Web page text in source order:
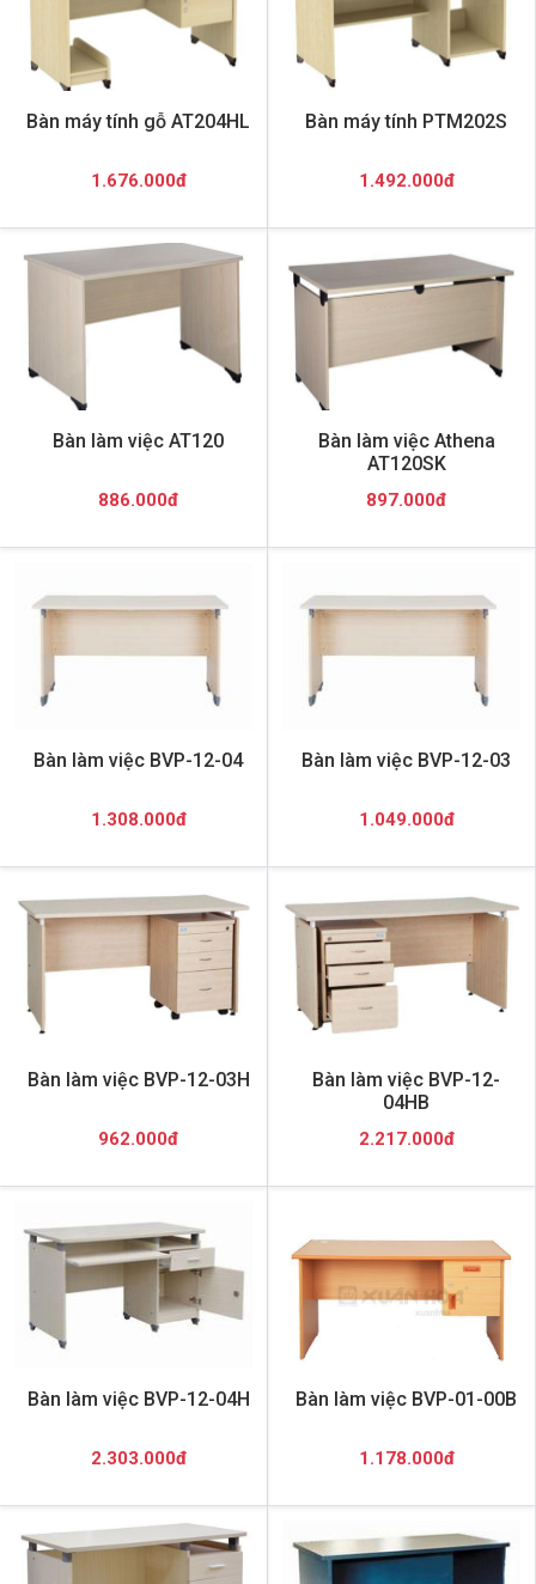
Bàn máy tính gỗ AT204HL
1.676.000đ
Bàn máy tính PTM202S
1.492.000đ
Bàn làm việc AT120
886.000đ
Bàn làm việc Athena
AT120SK
897.000đ
Bàn làm việc BVP-12-04
1.308.000đ
Bàn làm việc BVP-12-03
1.049.000đ
Bàn làm việc BVP-12-03H
962.000đ
Bàn làm việc BVP-12-
04HB
2.217.000đ
Bàn làm việc BVP-12-04H
2.303.000đ
Bàn làm việc BVP-01-00B
1.178.000đ